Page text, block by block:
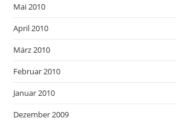
Mai 2010
April 2010
März 2010
Februar 2010
Januar 2010
Dezember 2009